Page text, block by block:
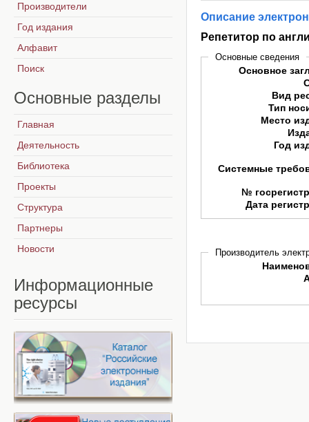
Описание
Репетитор по
Основные сведения
Основное
Вид
Тип
Место
Год
Системные
№
Дата
Производитель
Производители
Год издания
Алфавит
Поиск
Основные разделы
Главная
Деятельность
Библиотека
Проекты
Структура
Партнеры
Новости
Информационные
ресурсы